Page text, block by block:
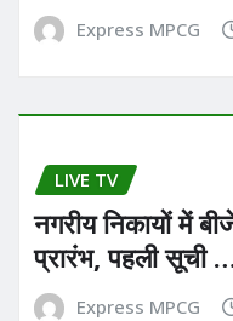
Express MPCG
LIVE TV
नगरीय निकायों में
प्रारंभ, पहली सूची
Express MPCG